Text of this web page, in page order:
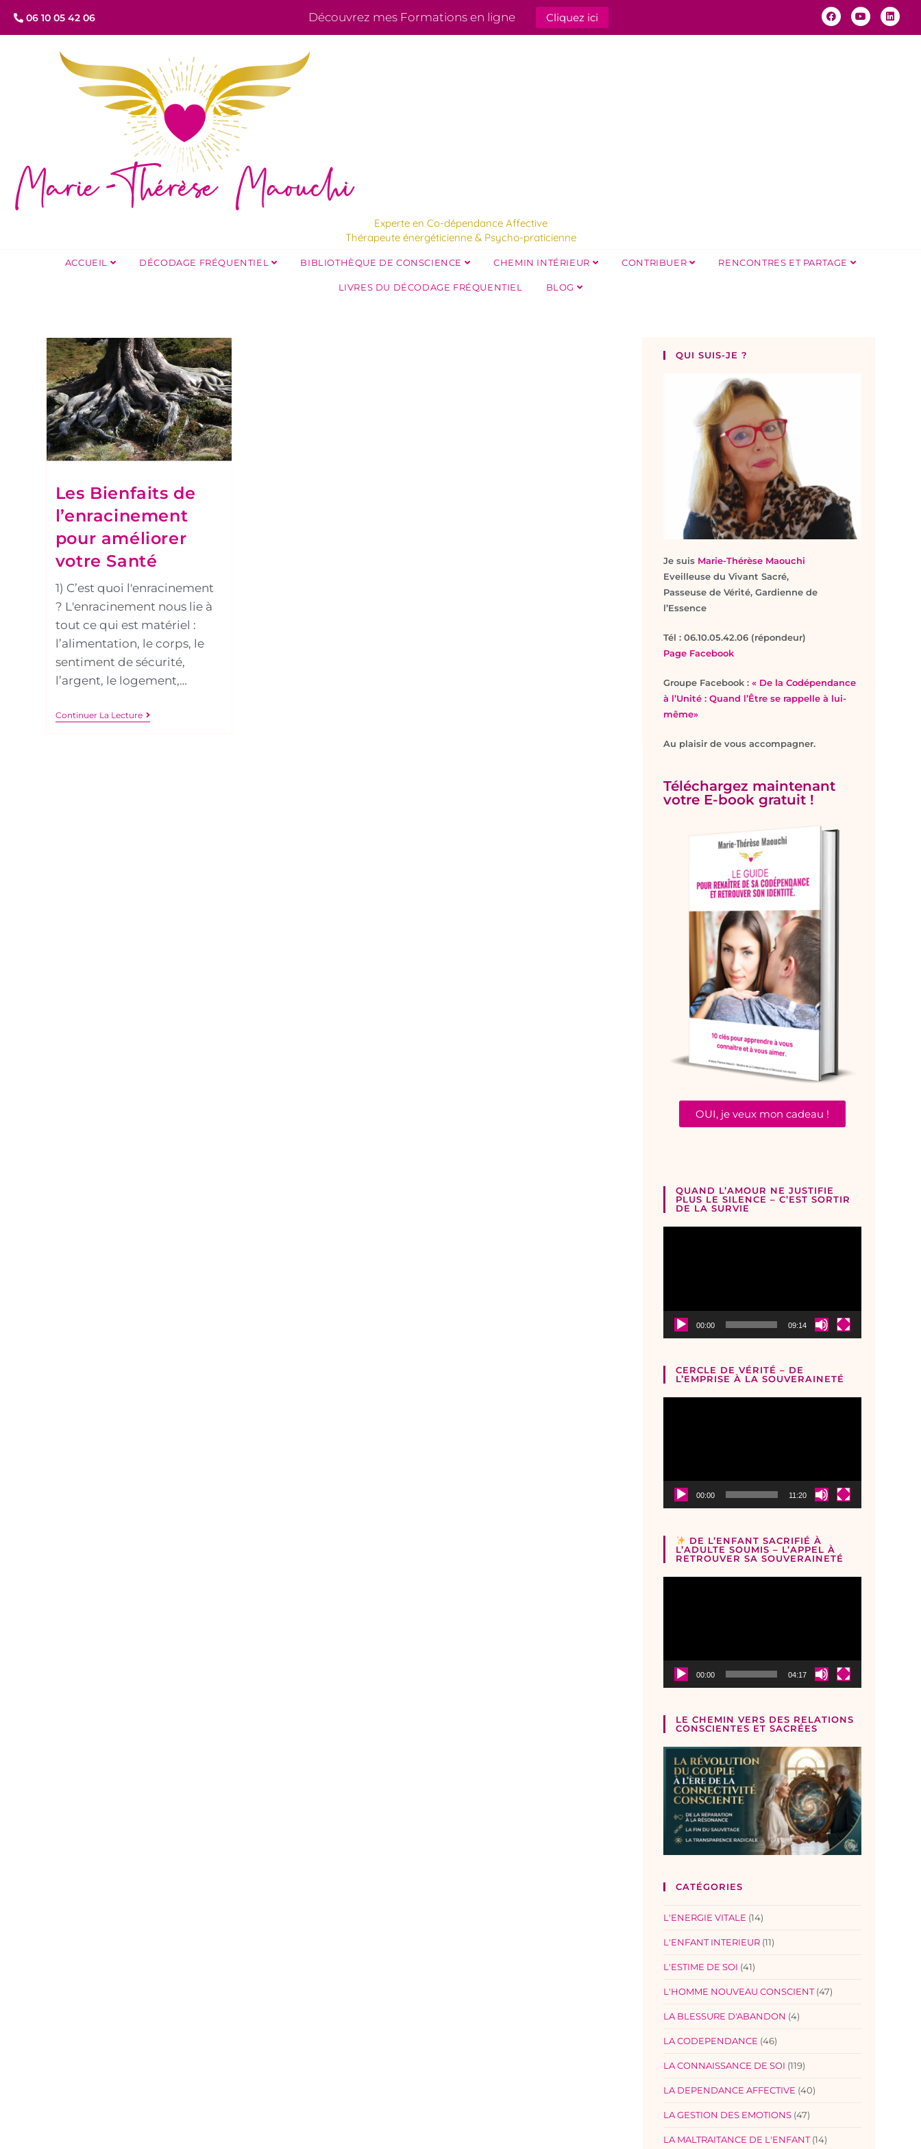
06 10 05 42 06 Découvrez mes Formations en ligne Cliquez ici
Experte en Co-dépendance Affective
Thérapeute énergéticienne & Psycho-praticienne
ACCUEIL DÉCODAGE FRÉQUENTIEL BIBLIOTHÈQUE DE CONSCIENCE CHEMIN INTÉRIEUR CONTRIBUER RENCONTRES ET PARTAGE
LIVRES DU DÉCODAGE FRÉQUENTIEL BLOG
Les Bienfaits de
l’enracinement
pour améliorer
votre Santé
1) C’est quoi l'enracinement
? L'enracinement nous lie à
tout ce qui est matériel :
l’alimentation, le corps, le
sentiment de sécurité,
l’argent, le logement,…
Continuer La Lecture
QUI SUIS-JE ?
Je suis Marie-Thérèse Maouchi
Eveilleuse du Vivant Sacré,
Passeuse de Vérité, Gardienne de
l’Essence
Tél : 06.10.05.42.06 (répondeur)
Page Facebook
Groupe Facebook :« De la Codépendance
à l’Unité : Quand l’Être se rappelle à lui-
même»
Au plaisir de vous accompagner.
Téléchargez maintenant
votre E-book gratuit !
OUI, je veux mon cadeau !
QUAND L’AMOUR NE JUSTIFIE
PLUS LE SILENCE – C’EST SORTIR
DE LA SURVIE
00:00 09:14
CERCLE DE VÉRITÉ – DE
L’EMPRISE À LA SOUVERAINETÉ
00:00 11:20
DE L’ENFANT SACRIFIÉ À
L’ADULTE SOUMIS – L’APPEL À
RETROUVER SA SOUVERAINETÉ
00:00 04:17
LE CHEMIN VERS DES RELATIONS
CONSCIENTES ET SACRÉES
CATÉGORIES
L'ENERGIE VITALE (14)
L'ENFANT INTERIEUR (11)
L'ESTIME DE SOI (41)
L'HOMME NOUVEAU CONSCIENT (47)
LA BLESSURE D'ABANDON (4)
LA CODEPENDANCE (46)
LA CONNAISSANCE DE SOI (119)
LA DEPENDANCE AFFECTIVE (40)
LA GESTION DES EMOTIONS (47)
LA MALTRAITANCE DE L'ENFANT (14)